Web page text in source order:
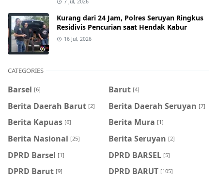
7 Jul, 2026
Kurang dari 24 Jam, Polres Seruyan Ringkus
Residivis Pencurian saat Hendak Kabur
16 Jul, 2026
CATEGORIES
Barsel [6] Barut [4]
Berita Daerah Barut [2] Berita Daerah Seruyan [7]
Berita Kapuas [6] Berita Mura [1]
Berita Nasional [25] Berita Seruyan [2]
DPRD Barsel [1] DPRD BARSEL [5]
DPRD Barut [9] DPRD BARUT [105]